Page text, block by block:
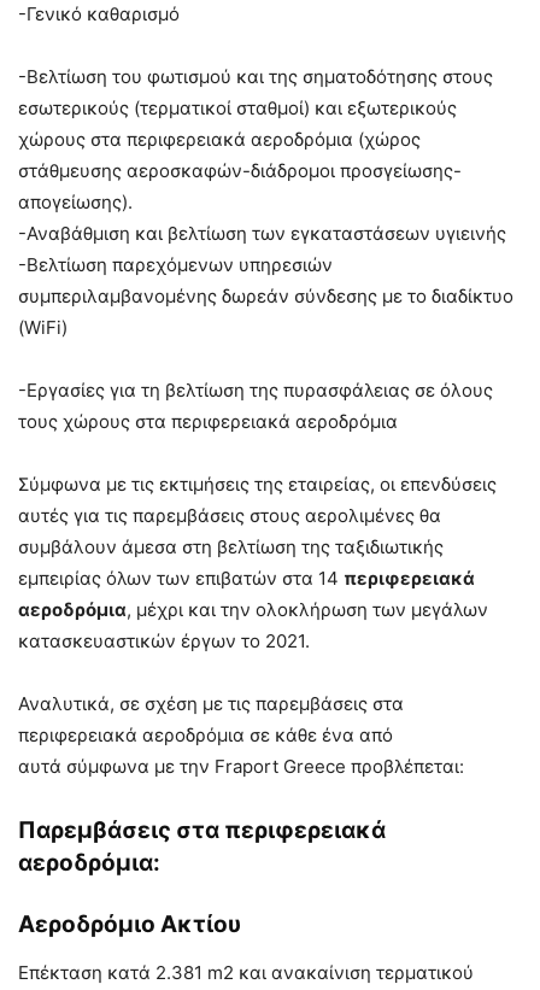
-Γενικό καθαρισμό
-Βελτίωση του φωτισμού και της σηματοδότησης στους
εσωτερικούς (τερματικοί σταθμοί) και εξωτερικούς
χώρους στα περιφερειακά αεροδρόμια (χώρος
στάθμευσης αεροσκαφών-διάδρομοι προσγείωσης-
απογείωσης).
-Αναβάθμιση και βελτίωση των εγκαταστάσεων υγιεινής
-Βελτίωση παρεχόμενων υπηρεσιών
συμπεριλαμβανομένης δωρεάν σύνδεσης με το διαδίκτυο
(WiFi)
-Εργασίες για τη βελτίωση της πυρασφάλειας σε όλους
τους χώρους στα περιφερειακά αεροδρόμια
Σύμφωνα με τις εκτιμήσεις της εταιρείας, οι επενδύσεις
αυτές για τις παρεμβάσεις στους αερολιμένες θα
συμβάλουν άμεσα στη βελτίωση της ταξιδιωτικής
εμπειρίας όλων των επιβατών στα 14 περιφερειακά
αεροδρόμια, μέχρι και την ολοκλήρωση των μεγάλων
κατασκευαστικών έργων το 2021.
Αναλυτικά, σε σχέση με τις παρεμβάσεις στα
περιφερειακά αεροδρόμια σε κάθε ένα από
αυτά σύμφωνα με την Fraport Greece προβλέπεται:
Παρεμβάσεις στα περιφερειακά
αεροδρόμια:
Αεροδρόμιο Ακτίου
Επέκταση κατά 2.381 m2 και ανακαίνιση τερματικού